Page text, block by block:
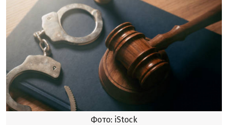
Фото: iStock